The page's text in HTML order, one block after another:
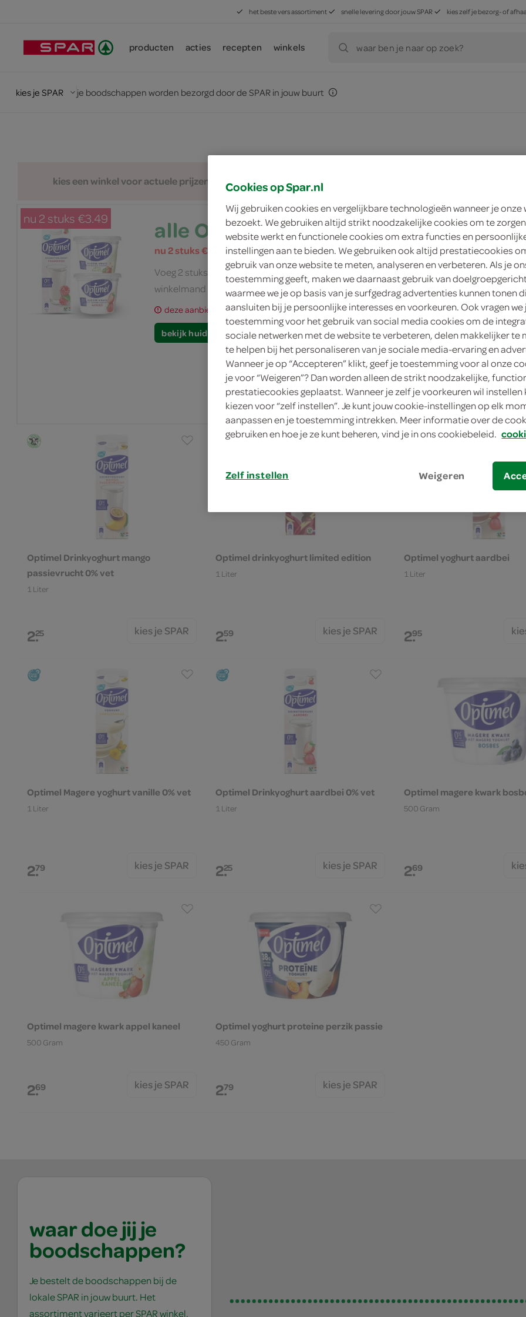
het beste vers assortiment snelle levering door jouw SPAR kies zelf je bezorg- of
producten acties recepten winkels waar ben je naar op zoek?
kies je SPAR je boodschappen worden bezorgd door de SPAR in jouw buurt
kies een winkel voor actuele prijzen en assortiment
nu 2 stuks €3.49 alle Optimel
nu 2 stuks €3.49
Voeg 2 stuks of een veelvoud van 2 stuks toe aan je
winkelmand om te profiteren van deze actie.
deze aanbieding is verlopen
bekijk huidige aanbiedingen Optimel Drinkyoghurt
1 Liter
2.25
Optimel Drinkyoghurt mango
passievrucht 0% vet
1 Liter
2.25 kies je SPAR
Optimel drinkyoghurt limited edition
1 Liter
2.59 kies je SPAR
Optimel yoghurt aardbei
1 Liter
2.95
Optimel Magere yoghurt vanille 0% vet
1 Liter
2.79 kies je SPAR
Optimel Drinkyoghurt aardbei 0% vet
1 Liter
2.25 kies je SPAR
Optimel magere kwark
500 Gram
2.69
Optimel magere kwark appel kaneel
500 Gram
2.69 kies je SPAR
Optimel yoghurt proteine perzik passie
450 Gram
2.79 kies je SPAR
waar doe jij je
boodschappen?
Je bestelt de boodschappen bij de
lokale SPAR in jouw buurt. Het
assortiment varieert per SPAR winkel,
Cookies op Spar.nl
Wij gebruiken cookies en vergelijkbare technologieën wanneer je onze
bezoekt. We gebruiken altijd strikt noodzakelijke cookies om te
website werkt en functionele cookies om extra functies en
instellingen aan te bieden. We gebruiken ook altijd prestatiecookies
gebruik van onze website te meten, analyseren en verbeteren. Als je
toestemming geeft, maken we daarnaast gebruik van
waarmee we je op basis van je surfgedrag advertenties kunnen tonen
aansluiten bij je persoonlijke interesses en voorkeuren. Ook vragen we
toestemming voor het gebruik van social media cookies om de
sociale netwerken met de website te verbeteren, delen makkelijker te
te helpen bij het personaliseren van je sociale media-ervaring en
Wanneer je op “Accepteren” klikt, geef je toestemming voor al onze
je voor “Weigeren”? Dan worden alleen de strikt noodzakelijke,
prestatiecookies geplaatst. Wanneer je zelf je voorkeuren wil instellen
kiezen voor “zelf instellen”. Je kunt jouw cookie-instellingen op elk
aanpassen en je toestemming intrekken. Meer informatie over de
gebruiken en hoe je ze kunt beheren, vind je in ons cookiebeleid.
Zelf instellen Weigeren